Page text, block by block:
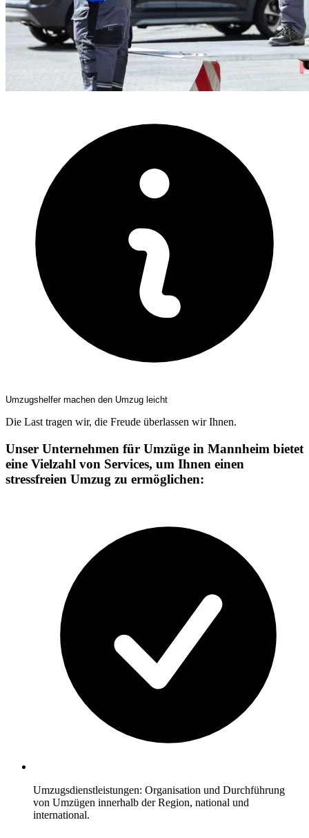
Umzugshelfer machen den Umzug leicht
Die Last tragen wir, die Freude überlassen wir Ihnen.
Unser Unternehmen für Umzüge in Mannheim bietet
eine Vielzahl von Services, um Ihnen einen
stressfreien Umzug zu ermöglichen:
Umzugsdienstleistungen: Organisation und Durchführung
von Umzügen innerhalb der Region, national und
international.